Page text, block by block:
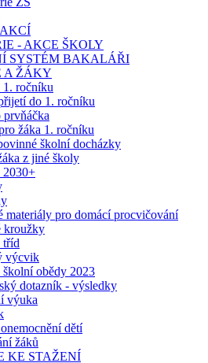
- AKCE ŠKOLY
SYSTÉM BAKALÁŘI
A ŽÁKY
1. ročníku
do 1. ročníku
prvňáčka
žáka 1. ročníku
školní docházky
z jiné školy
2030+
materiály pro domácí procvičování
kroužky
tříd
výcvik
školní obědy 2023
dotazník - výsledky
výuka
dětí
žáků
KE STAŽENÍ